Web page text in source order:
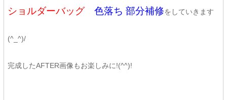
ショルダーバッグ 色落ち 部分補修をしていきます
(^_^)/
完成したAFTER画像もお楽しみに!(^^)!